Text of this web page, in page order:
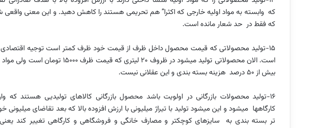
که وابسته به مواد اولیه خارجی که اکثرا” هم تحریمی هستند را کاهش دهید. و این معنی
که فقط در حد شعار مانده است.
15-تولید محصولاتی که قیمت محصول داخل ظرف از قیمت خود ظرف کمتر است توجیه اقتصادی
بیش از 50 درصد هزینه بسته بندی و این عقلانی نیست.
16-تولید محصولات بازرگانی در اولویت باشد محصول بازرگانی کالاهای تولیدیی هستند که
کارگاهها میشود و این میشود تولید با تیراژ میلیونی با ارزش افزوده بالا که بعد تقاضای
تر بسته بندی به سایزهای کوچکتر و مصارف خانگی و فروشگاهی و کارگاهی تغییر کند